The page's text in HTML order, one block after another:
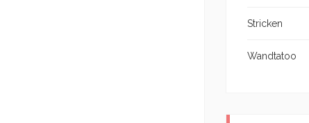
Stricken
Wandtatoo